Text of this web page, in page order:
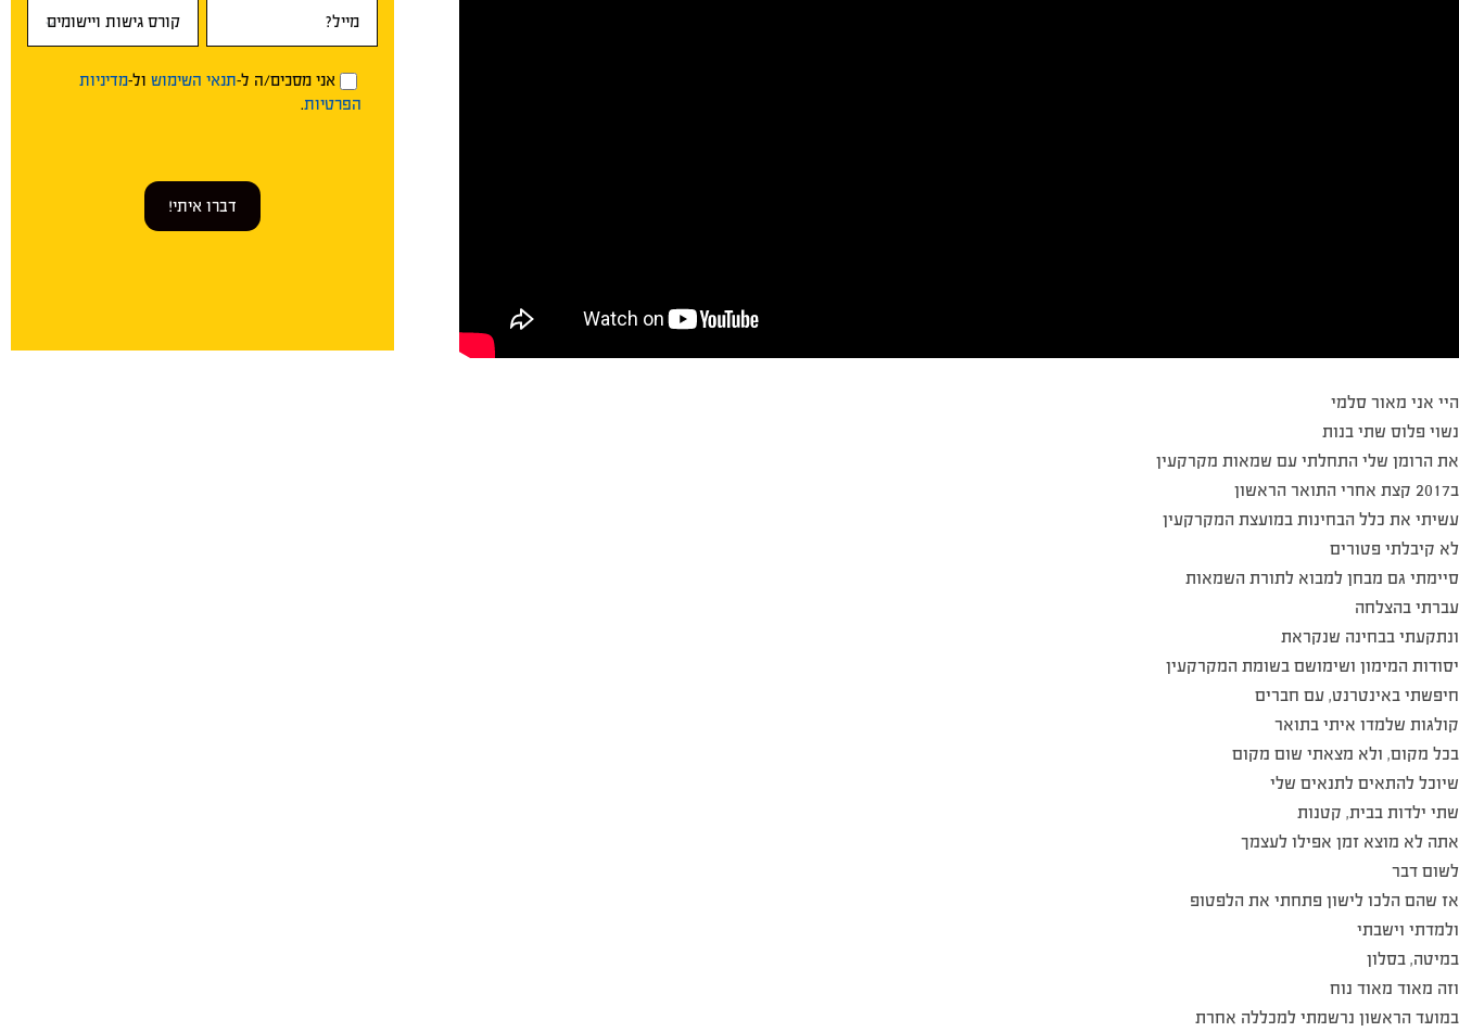
היי אני מאור סלמי
נשוי פלוס שתי בנות
את הרומן שלי התחלתי עם שמאות מקרקעין
ב2017 קצת אחרי התואר הראשון
עשיתי את כלל הבחינות במועצת המקרקעין
לא קיבלתי פטורים
סיימתי גם מבחן למבוא לתורת השמאות
עברתי בהצלחה
ונתקעתי בבחינה שנקראת
יסודות המימון ושימושם בשומת המקרקעין
חיפשתי באינטרנט, עם חברים
קולגות שלמדו איתי בתואר
בכל מקום, ולא מצאתי שום מקום
שיוכל להתאים לתנאים שלי
שתי ילדות בבית, קטנות
אתה לא מוצא זמן אפילו לעצמך
לשום דבר
אז שהם הלכו לישון פתחתי את הלפטופ
ולמדתי וישבתי
במיטה, בסלון
וזה מאוד מאוד נוח
במועד הראשון נרשמתי למכללה אחרת
אני מסכים/ה ל-תנאי השימוש ול-מדיניות
הפרטיות.
דברו איתי!